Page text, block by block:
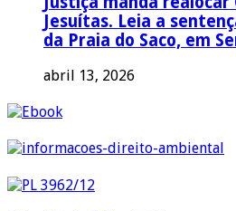
Jesuítas. Leia a
da Praia do Saco, em
abril 13, 2026